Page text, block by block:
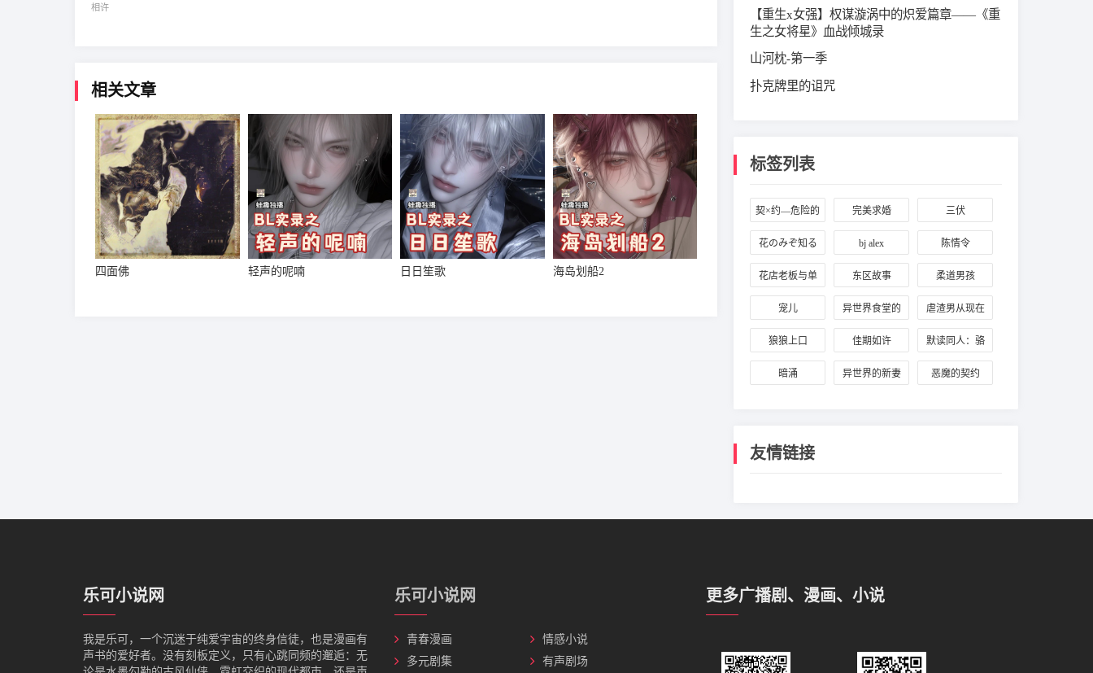
相许
相关文章
四面佛 轻声的呢喃 日日笙歌 海岛划船2
【重生x女强】权谋漩涡中的炽爱篇章——《重
生之女将星》血战倾城录
山河枕-第一季
扑克牌里的诅咒
标签列表
契×约—危险的
搭档—
完美求婚 三伏
花のみぞ知る bj alex 陈情令
花店老板与单
亲妈妈的周日
东区故事 柔道男孩
宠儿 异世界食堂的
恋爱调味料
虐渣男从现在
开始
狼狼上口 佳期如许 默读同人：骆
闻舟与费渡
暗涌 异世界的新妻 恶魔的契约
友情链接
乐可小说网
我是‌乐可，一个沉迷于纯爱宇宙的终身信徒，也是漫画有
声书的爱好者。没有刻板定义，只有心跳同频的邂逅：无
乐可小说网
青春漫画
情感小说
多元剧集
有声剧场
更多广播剧、漫画、小说